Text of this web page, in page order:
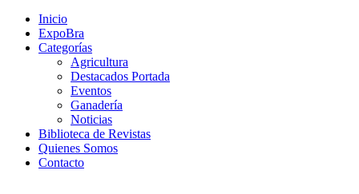
Inicio
ExpoBra
Categorías
Agricultura
Destacados Portada
Eventos
Ganadería
Noticias
Biblioteca de Revistas
Quienes Somos
Contacto